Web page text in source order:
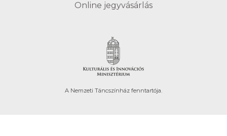
Online jegyvásárlás
A Nemzeti Táncszínház fenntartója.